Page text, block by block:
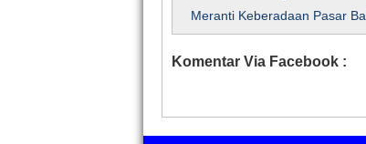
Meranti Keberadaan Pasar
Komentar Via Facebook :